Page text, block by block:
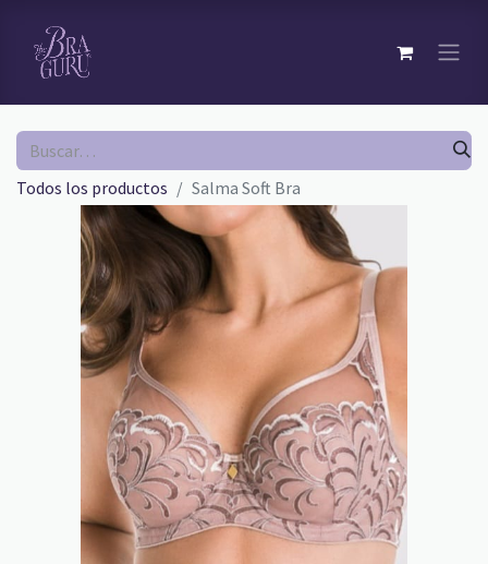
Todos los productos Salma Soft Bra